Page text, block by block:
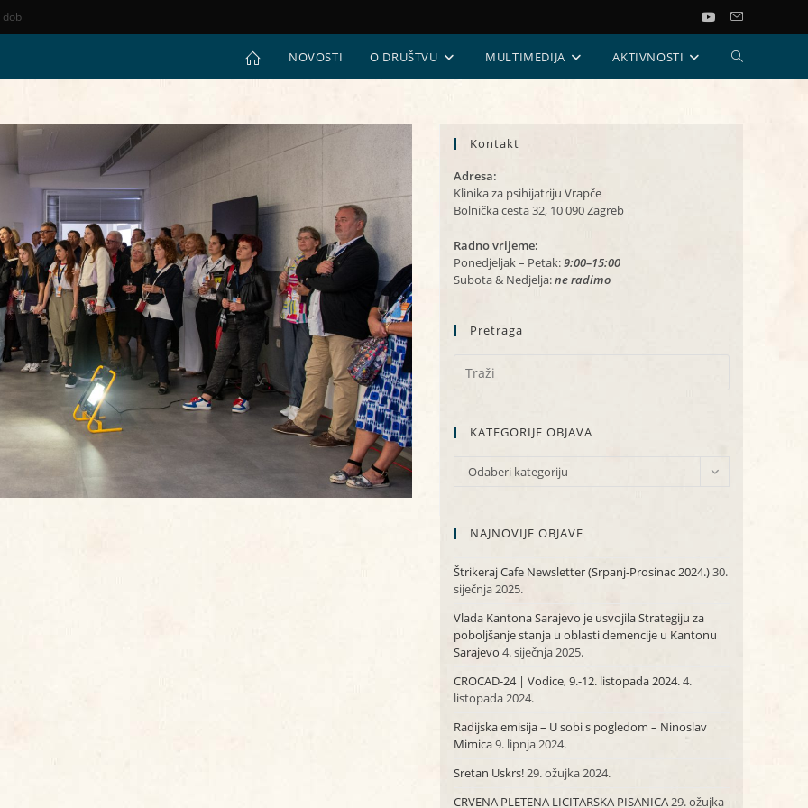
NOVOSTI O DRUŠTVU MULTIMEDIJA AKTIVNOSTI UKLJUČI/
Kontakt
Adresa:
Klinika za psihijatriju Vrapče
Bolnička cesta 32, 10 090 Zagreb
Radno vrijeme:
Ponedjeljak – Petak:9:00–15:00
Subota & Nedjelja:ne radimo
Pretraga
KATEGORIJE OBJAVA
KATEGORIJE
Odaberi kategoriju
NAJNOVIJE OBJAVE
Štrikeraj Cafe Newsletter (Srpanj-Prosinac 2024.)30.
siječnja 2025.
Vlada Kantona Sarajevo je usvojila Strategiju za
poboljšanje stanja u oblasti demencije u Kantonu
Sarajevo 4. siječnja 2025.
CROCAD-24 | Vodice, 9.-12. listopada 2024.4.
listopada 2024.
Radijska emisija – U sobi s pogledom – Ninoslav
Mimica9. lipnja 2024.
Sretan Uskrs!29. ožujka 2024.
CRVENA PLETENA LICITARSKA PISANICA29. ožujka